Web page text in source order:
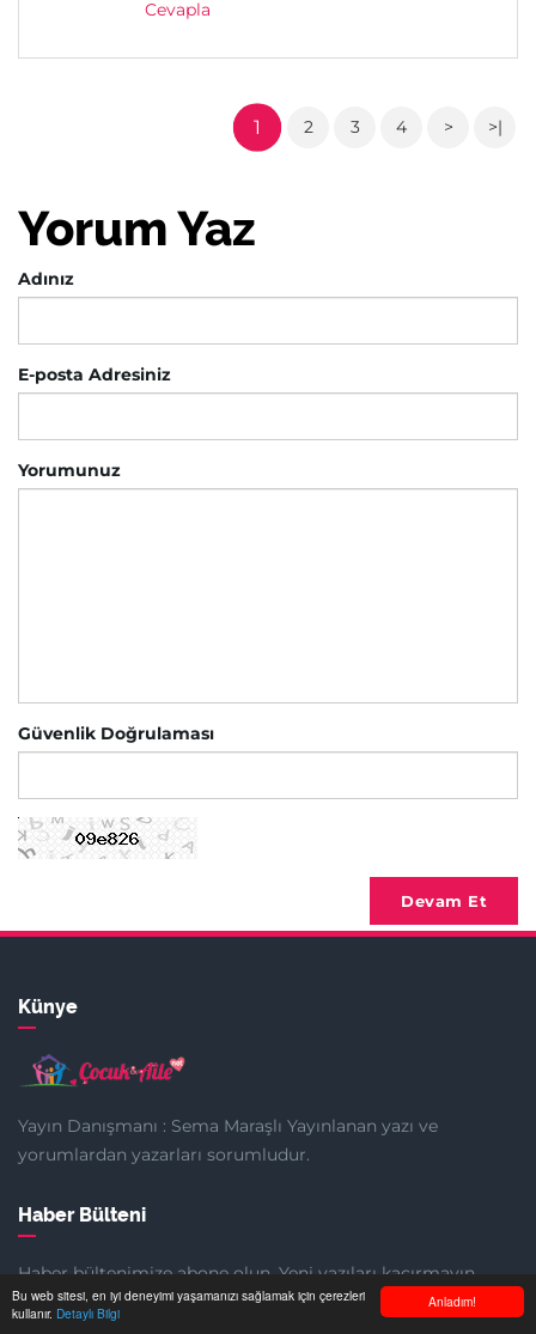
Anladım!
Bu web sitesi, en iyi deneyimi yaşamanızı sağlamak için çerezleri
kullanır. Detaylı Bilgi
Cevapla
1 2 3 4 > >|
Yorum Yaz
Adınız
E-posta Adresiniz
Yorumunuz
Güvenlik Doğrulaması
Devam Et
Künye
Yayın Danışmanı : Sema Maraşlı Yayınlanan yazı ve
yorumlardan yazarları sorumludur.
Haber Bülteni
Haber bültenimize abone olun. Yeni yazıları kaçırmayın.